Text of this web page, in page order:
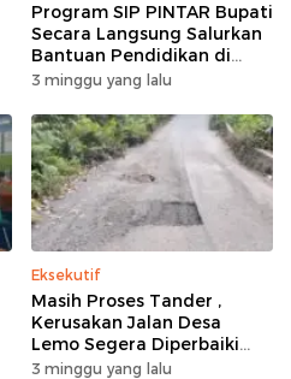
Program SIP PINTAR Bupati
Secara Langsung Salurkan
Bantuan Pendidikan di
Desa Mampuak ll
3 minggu yang lalu
Eksekutif
Masih Proses Tander ,
Kerusakan Jalan Desa
Lemo Segera Diperbaiki
Tahun Ini
3 minggu yang lalu